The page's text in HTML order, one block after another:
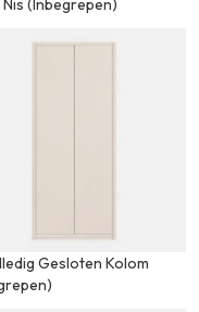
(Inbegrepen)
Gesloten Kolom